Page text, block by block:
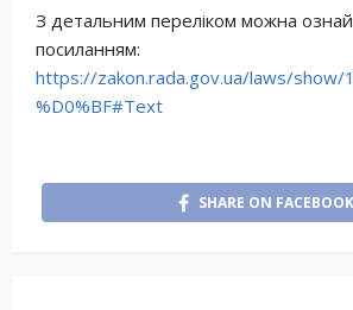
З детальним переліком можна
посиланням:
https://zakon.rada.gov.ua/laws/show/
%D0%BF#Text
SHARE ON FACEBOOK